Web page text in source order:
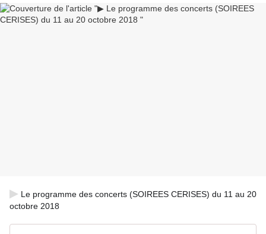
▶ Le programme des concerts (SOIREES CERISES) du 11 au 20
octobre 2018